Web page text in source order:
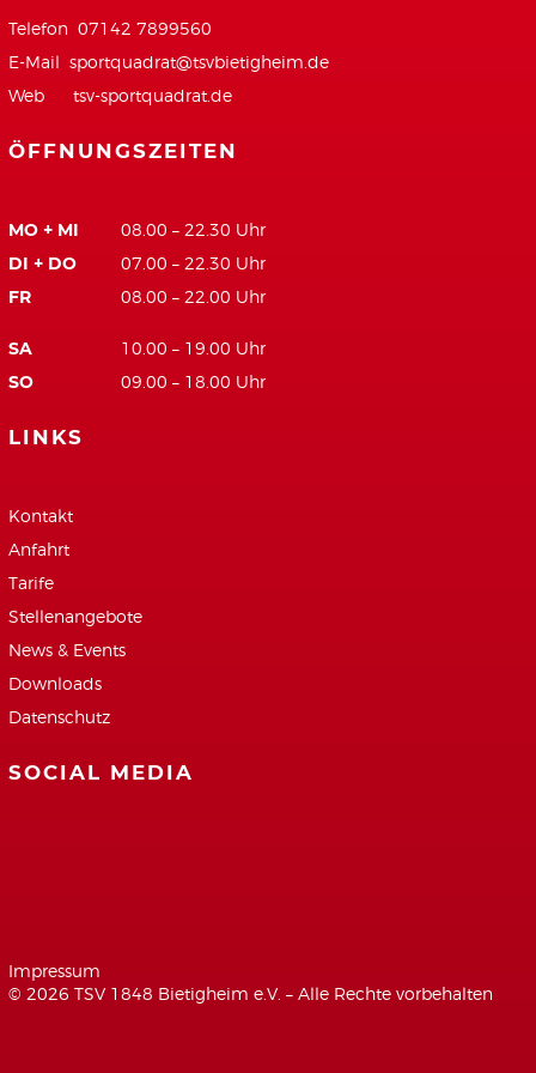
Telefon 07142 7899560
E-Mail sportquadrat@tsvbietigheim.de
Web tsv-sportquadrat.de
ÖFFNUNGSZEITEN
MO + MI 08.00 – 22.30 Uhr
DI + DO 07.00 – 22.30 Uhr
FR 08.00 – 22.00 Uhr
SA 10.00 – 19.00 Uhr
SO 09.00 – 18.00 Uhr
LINKS
Kontakt
Anfahrt
Tarife
Stellenangebote
News & Events
Downloads
Datenschutz
SOCIAL MEDIA
Impressum
© 2026 TSV 1848 Bietigheim e.V. – Alle Rechte vorbehalten